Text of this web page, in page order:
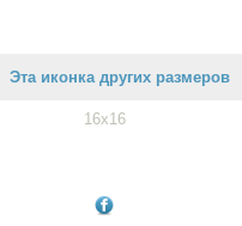
Эта иконка других размеров
16x16